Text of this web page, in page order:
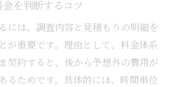
分な場合の浮気調査の対策例
での証拠の保存と取り扱い方
で使える浮気調査の証拠とは
を判断するコツ
には、調査内容と見積もりの明細を
が重要です。理由として、料金体系
契約すると、後から予想外の費用が
るためです。具体的には、時間単位